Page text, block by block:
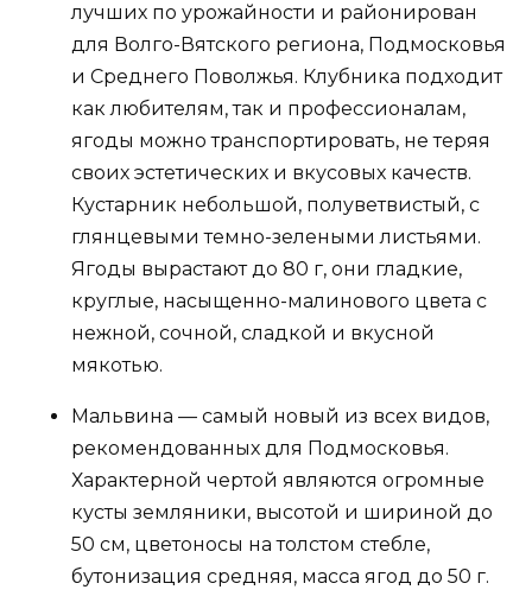
лучших по урожайности и районирован
для Волго-Вятского региона, Подмосковья
и Среднего Поволжья. Клубника подходит
как любителям, так и профессионалам,
ягоды можно транспортировать, не теряя
своих эстетических и вкусовых качеств.
Кустарник небольшой, полуветвистый, с
глянцевыми темно-зелеными листьями.
Ягоды вырастают до 80 г, они гладкие,
круглые, насыщенно-малинового цвета с
нежной, сочной, сладкой и вкусной
мякотью.
Мальвина — самый новый из всех видов,
рекомендованных для Подмосковья.
Характерной чертой являются огромные
кусты земляники, высотой и шириной до
50 см, цветоносы на толстом стебле,
бутонизация средняя, ​​масса ягод до 50 г.